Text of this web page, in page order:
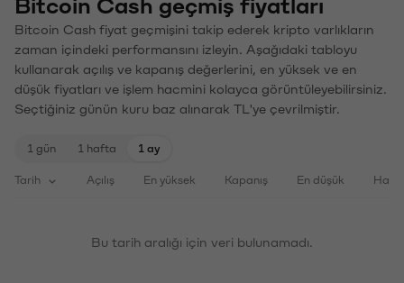
Bitcoin Cash fiyat geçmişini takip ederek kripto varlıkların
zaman içindeki performansını izleyin. Aşağıdaki tabloyu
kullanarak açılış ve kapanış değerlerini, en yüksek ve en
düşük fiyatları ve işlem hacmini kolayca görüntüleyebilirsiniz.
Seçtiğiniz günün kuru baz alınarak TL'ye çevrilmiştir.
1 gün 1 hafta 1 ay
Tarih Açılış En yüksek Kapanış En düşük
Bu tarih aralığı için veri bulunamadı.